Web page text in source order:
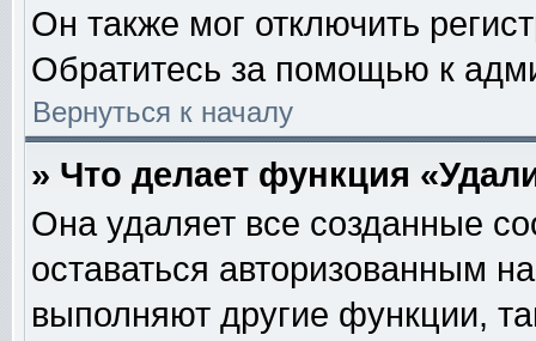
Он также мог отключить
Обратитесь за помощью к
Вернуться к началу
» Что делает функция
Она удаляет все созданные
оставаться авторизованным
выполняют другие функции,